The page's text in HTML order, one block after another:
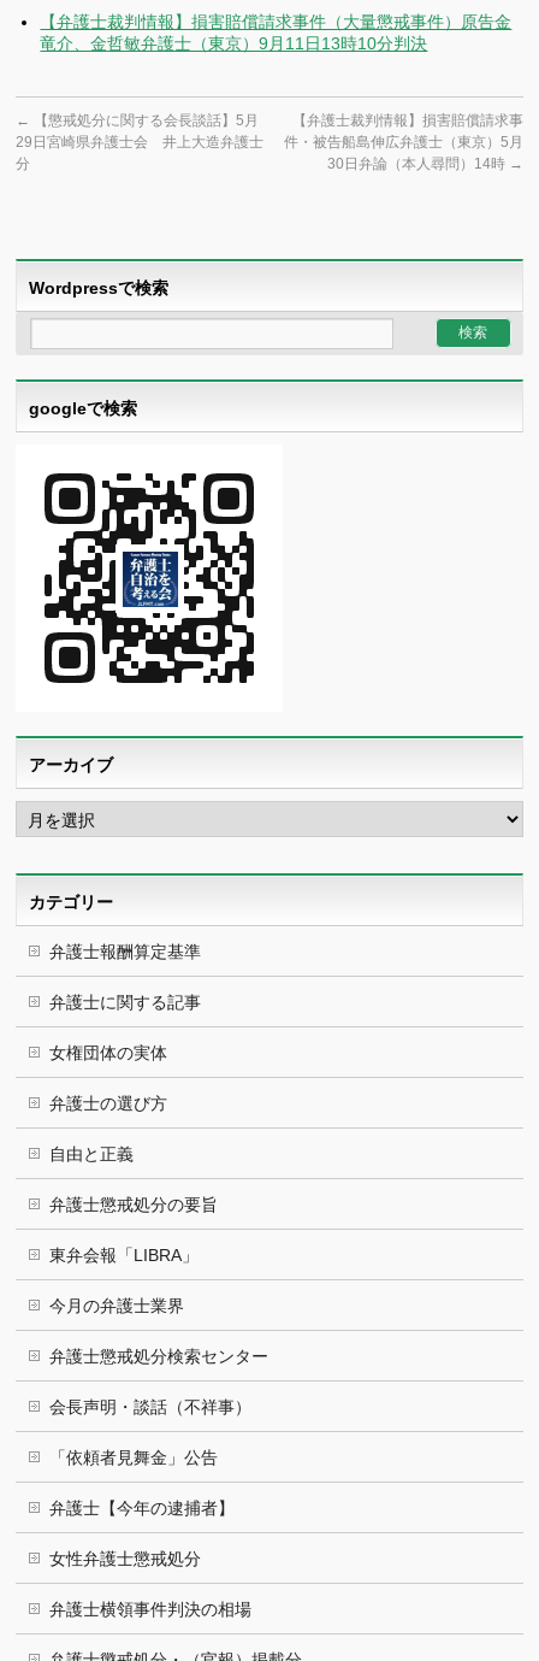
【弁護士裁判情報】損害賠償請求事件（大量懲戒事件）原告金
竜介、金哲敏弁護士（東京）9月11日13時10分判決
←
【懲戒処分に関する会長談話】5月
29日宮崎県弁護士会 井上大造弁護士
分
【弁護士裁判情報】損害賠償請求事
件・被告船島伸広弁護士（東京）5月
30日弁論（本人尋問）14時 →
Wordpressで検索
googleで検索
アーカイブ
ア
ー
カ
カテゴリー
弁護士報酬算定基準
弁護士に関する記事
女権団体の実体
弁護士の選び方
自由と正義
弁護士懲戒処分の要旨
東弁会報「LIBRA」
今月の弁護士業界
弁護士懲戒処分検索センター
会長声明・談話（不祥事）
「依頼者見舞金」公告
弁護士【今年の逮捕者】
女性弁護士懲戒処分
弁護士横領事件判決の相場